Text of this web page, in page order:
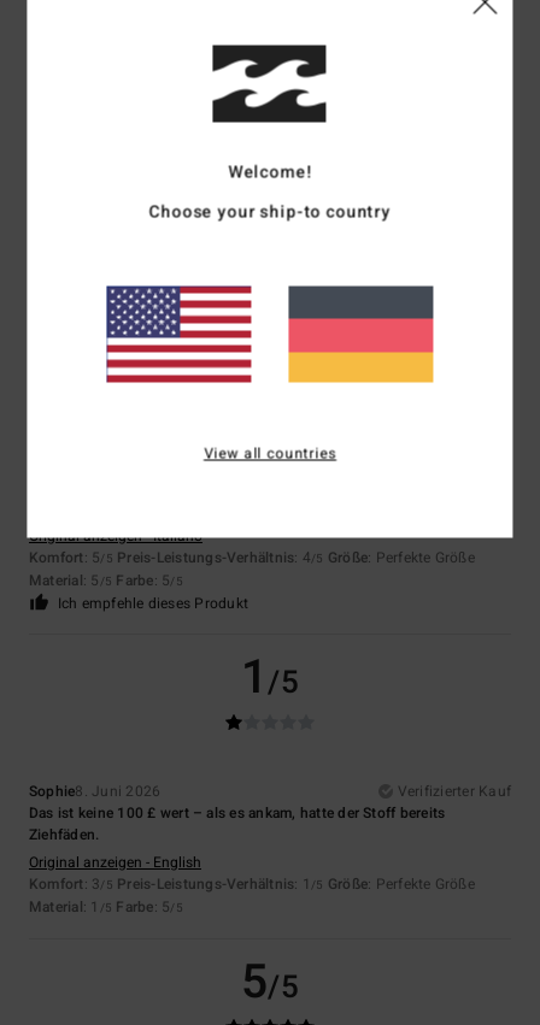
Farbe
5 /5
Original anzeigen - Italiano
Komfort: 5/5 Preis-Leistungs-Verhältnis: 4/5 Größe: Perfekte Größe
Material: 5 /5 Farbe: 5/5
Ich empfehle dieses Produkt
1/5
Sophie8. Juni 2026
Verifizierter Kauf
Das ist keine 100 £ wert – als es ankam, hatte der Stoff bereits
Ziehfäden.
Original anzeigen - English
Komfort: 3/5 Preis-Leistungs-Verhältnis: 1 /5 Größe: Perfekte Größe
Material: 1 /5 Farbe: 5/5
5/5
Welcome!
Choose your ship-to country
View all countries